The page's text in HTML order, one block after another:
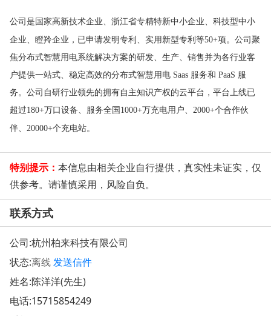
公司是国家高新技术企业、浙江省专精特新中小企业、科技型中小
企业、瞪羚企业，已申请发明专利、实用新型专利等50+项。公司聚
焦分布式智慧用电系统解决方案的研发、生产、销售并为各行业客
户提供一站式、稳定高效的分布式智慧用电 Saas 服务和 PaaS 服
务。公司自研行业领先的拥有自主知识产权的云平台，平台上线已
超过180+万口设备、服务全国1000+万充电用户、2000+个合作伙
伴、20000+个充电站。
特别提示： 本信息由相关企业自行提供，真实性未证实，仅
供参考。请谨慎采用，风险自负。
联系方式
公司:杭州柏来科技有限公司
状态:离线发送信件
姓名:陈洋洋(先生)
电话:15715854249